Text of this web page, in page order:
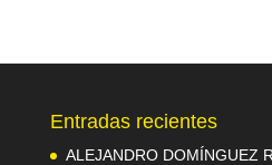
Entradas recientes
ALEJANDRO DOMÍNGUEZ